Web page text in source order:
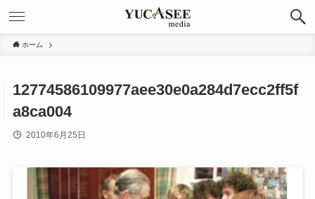
ホーム
12774586109977aee30e0a284d7ecc2ff5f
a8ca004
2010年6月25日